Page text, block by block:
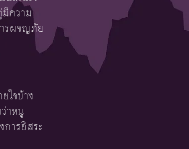
ความ
ารผจญภัย
ใจบ้าง
าหนู
ารอิสระ